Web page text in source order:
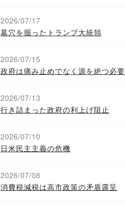
2026/07/17
墓穴を掘ったトランプ大統領
2026/07/15
政府は痛み止めでなく源を絶つ必要
2026/07/13
行き詰まった政府の利上げ阻止
2026/07/10
日米民主主義の危機
2026/07/08
消費税減税は高市政策の矛盾露呈